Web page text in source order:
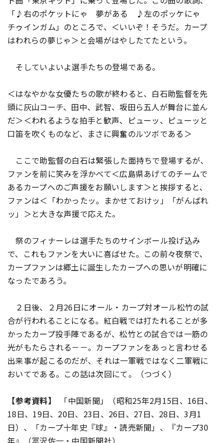
「♪右のポケットにゃ 夢がある ♪左のポッケにゃ
チゥインガム」のところで、＜いいぞ！そうだ。カープ
はわれらの夢じゃ＞と会場がはやしたてたという。
そしていよいよ選手たちの登場である。
＜はなやかな女優たちの歌が終わると、白石助監督を先
頭に灰山コーチ、田中、武智、坂田ら五人が舞台に並ん
だ＞＜われるような拍手と歓声、ピューッ、ピューッと
口笛を吹くものなど、まさに興奮のルツボである＞
ここで助監督の白石は緊張した面持ちで登場するが、
ファンを前に笑みを浮かべて＜広島県あげてのチームで
あるカープへのご声援をお願いします＞と挨拶すると、
ファンは＜「わかったッ。まかせておけッ」「がんばれ
ッ」＞と大きな声援で応えた。
祭のフィナーレは選手たちのサインボール投げ込み
で、これもファンを大いに喜ばせた。この前々夜祭で、
カープファンは郷土に誕生したカープへの思いが明確に
なったであろう。
２日後、２月26日にオール・カープ対オール松竹の試
合が行われることになる。紅白戦では打たれることが多
かったカープ投手陣であるが、松竹との試合では一筋の
光がもたらされる－－。カープファンをあっと言わせる
出来事が起こるのだが、それは一軍戦ではなく二軍戦に
おいてである。この話は次回にて。（つづく）
【参考資料】
「中国新聞」（昭和25年2月15日、16日、
18日、19日、20日、23日、26日、27日、28日、3月1
日）、「カープ十年史『球』・読売新聞」、『カープ30
年』（冨沢佐一・中国新聞社）